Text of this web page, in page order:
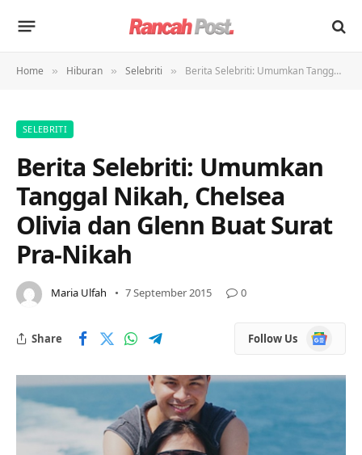
Home » Hiburan » Selebriti » Berita Selebriti: Umumkan Tanggal Nikah, Chelsea Olivia dan Glenn Buat Surat Pra-Nikah
SELEBRITI
Berita Selebriti: Umumkan
Tanggal Nikah, Chelsea
Olivia dan Glenn Buat Surat
Pra-Nikah
Maria Ulfah 7 September 2015 0
Share Follow Us
Google
News